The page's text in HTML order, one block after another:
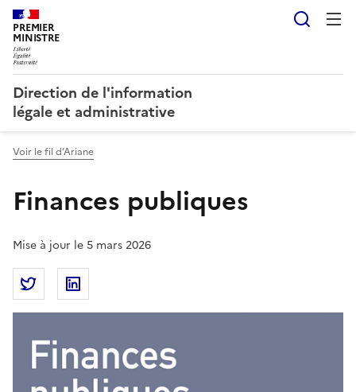
PREMIER
MINISTRE
Direction de l'information
légale et administrative
Voir le fil d’Ariane
Finances publiques
Mise à jour le 5 mars 2026
Partager la page
Partager Finances publiques sur Twitter